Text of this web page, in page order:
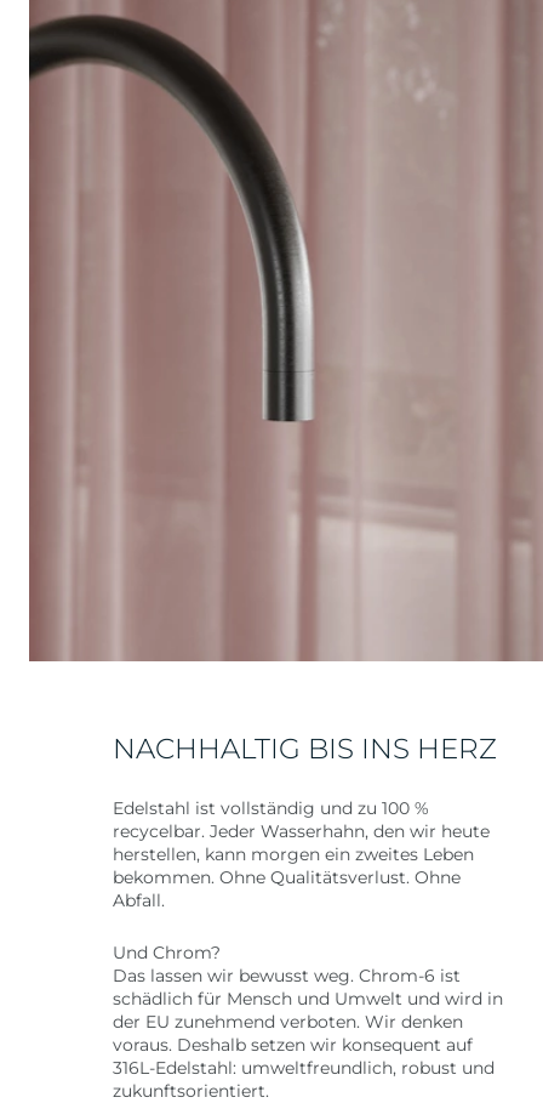
NACHHALTIG BIS INS HERZ
Edelstahl ist vollständig und zu 100 %
recycelbar. Jeder Wasserhahn, den wir heute
herstellen, kann morgen ein zweites Leben
bekommen. Ohne Qualitätsverlust. Ohne
Abfall.
Und Chrom?
Das lassen wir bewusst weg. Chrom-6 ist
schädlich für Mensch und Umwelt und wird in
der EU zunehmend verboten. Wir denken
voraus. Deshalb setzen wir konsequent auf
316L-Edelstahl: umweltfreundlich, robust und
zukunftsorientiert.